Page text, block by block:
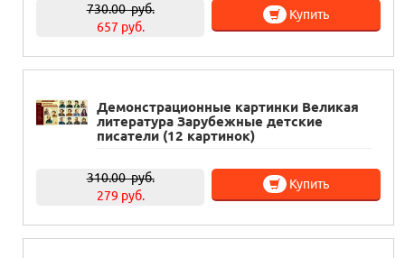
730.00руб.
657 руб.
Купить
Демонстрационные картинки Великая
литература Зарубежные детские
писатели (12 картинок)
310.00руб.
279 руб.
Купить